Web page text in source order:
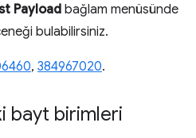
Payload bağlam menüsünde
bulabilirsiniz.
, 384967020.
bayt birimleri